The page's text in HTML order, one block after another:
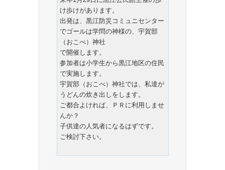
け歩けがあります。
出発は、黒江防災コミュニセンター
でゴールは学問の神様の、宇賀部
（おこべ）神社
で開催します。
参加者は小学生から黒江地区の住民
で実施します。
宇賀部（おこべ）神社では、私達が
うどんの炊き出しをします。
ご都合よければ、ＰＲに利用しませ
んか？
子供達の人気者になるはずです。
ご検討下さい。